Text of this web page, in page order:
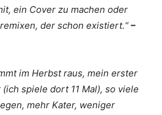
ein Cover zu machen oder
der schon existiert.“–
im Herbst raus, mein erster
spiele dort 11 Mal), so viele
mehr Kater, weniger